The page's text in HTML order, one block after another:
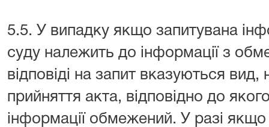
5.5. У випадку якщо запитувана
суду належить до інформації з
відповіді на запит вказуються
прийняття акта, відповідно до
інформації обмежений. У разі якщо